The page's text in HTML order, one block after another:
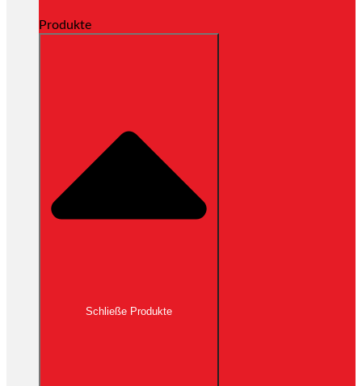
Produkte
Schließe Produkte